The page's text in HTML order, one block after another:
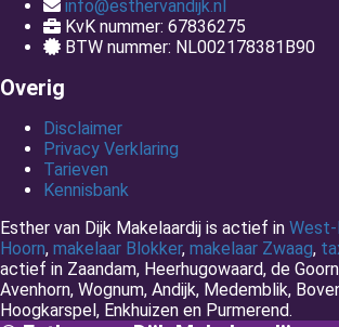
info@esthervandijk.nl
KvK nummer: 67836275
BTW nummer: NL002178381B90
Overig
Disclaimer
Privacy Verklaring
Tarieven
Kennisbank
Esther van Dijk Makelaardij is actief in West-
Hoorn, makelaar Blokker, makelaar Zwaag,
actief in Zaandam, Heerhugowaard, de
Avenhorn, Wognum, Andijk, Medemblik,
Hoogkarspel, Enkhuizen en Purmerend.